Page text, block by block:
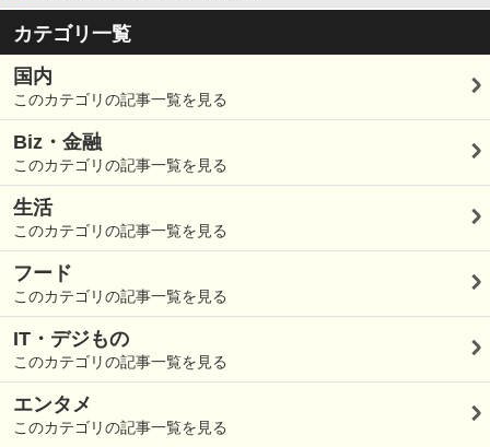
カテゴリ一覧
国内
このカテゴリの記事一覧を見る
Biz・金融
このカテゴリの記事一覧を見る
生活
このカテゴリの記事一覧を見る
フード
このカテゴリの記事一覧を見る
IT・デジもの
このカテゴリの記事一覧を見る
エンタメ
このカテゴリの記事一覧を見る